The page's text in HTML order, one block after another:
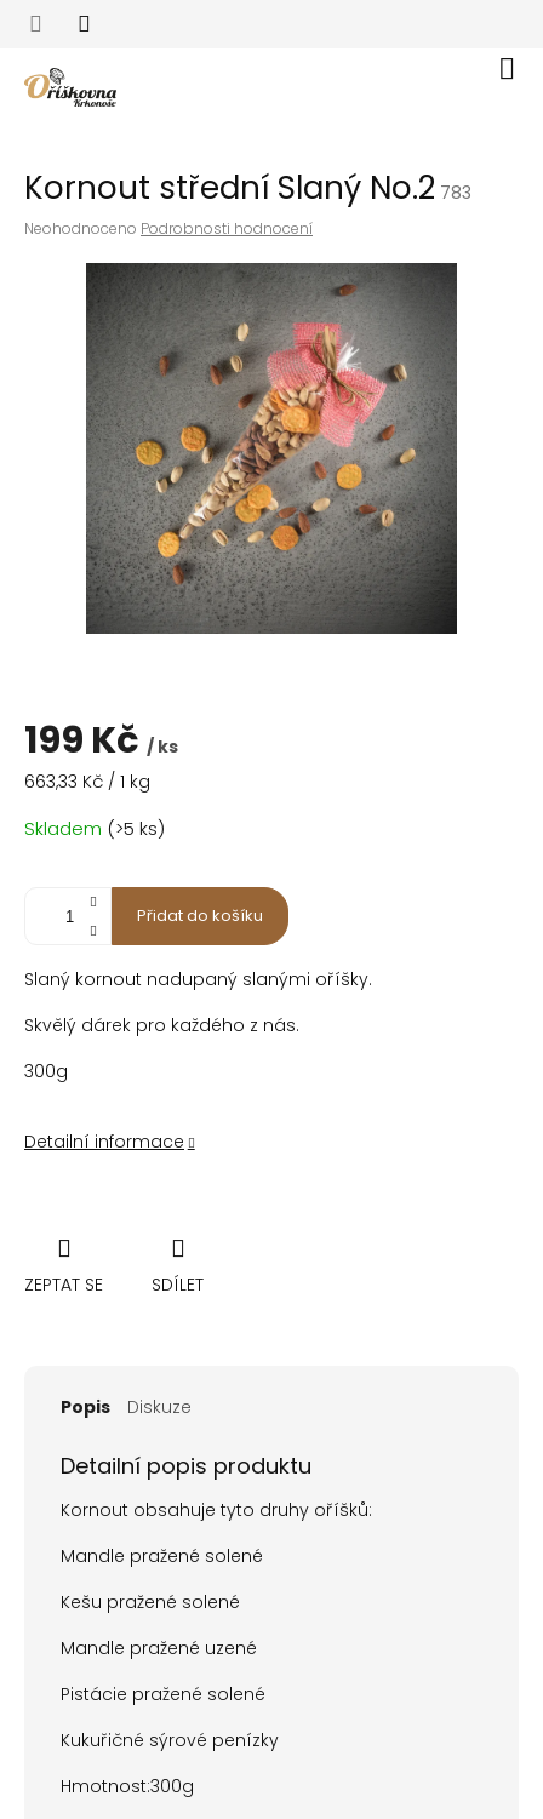
Přejít
Kornout střední Slaný No.2 783
Průměrné
hvězdiček.
Neohodnoceno Podrobnosti hodnocení
199 Kč / ks
Měrná
663,33 Kč / 1 kg
Skladem (>5 ks)
Přidat do košíku
Slaný kornout nadupaný slanými oříšky.
Skvělý dárek pro každého z nás.
300g
Detailní informace
ZEPTAT SE SDÍLET
Popis Diskuze
Detailní popis produktu
Kornout obsahuje tyto druhy oříšků:
Mandle pražené solené
Kešu pražené solené
Mandle pražené uzené
Pistácie pražené solené
Kukuřičné sýrové penízky
Hmotnost:300g